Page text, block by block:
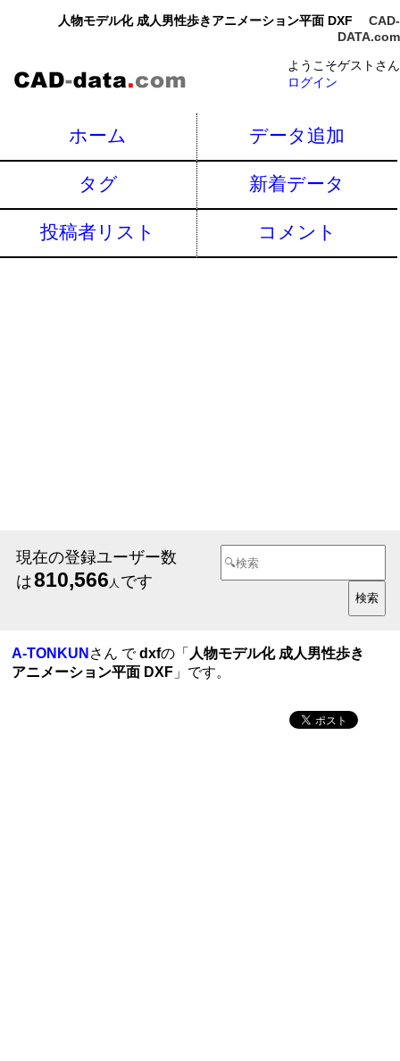
人物モデル化 成人男性歩きアニメーション平面 DXF
CAD-
DATA.com
ようこそゲストさん
ログイン
ホーム データ追加
タグ 新着データ
投稿者リスト コメント
現在の登録ユーザー数
は810,566 人 です
A-TONKUN さん でdxfの「 人物モデル化 成人男性歩き
アニメーション平面 DXF 」です。